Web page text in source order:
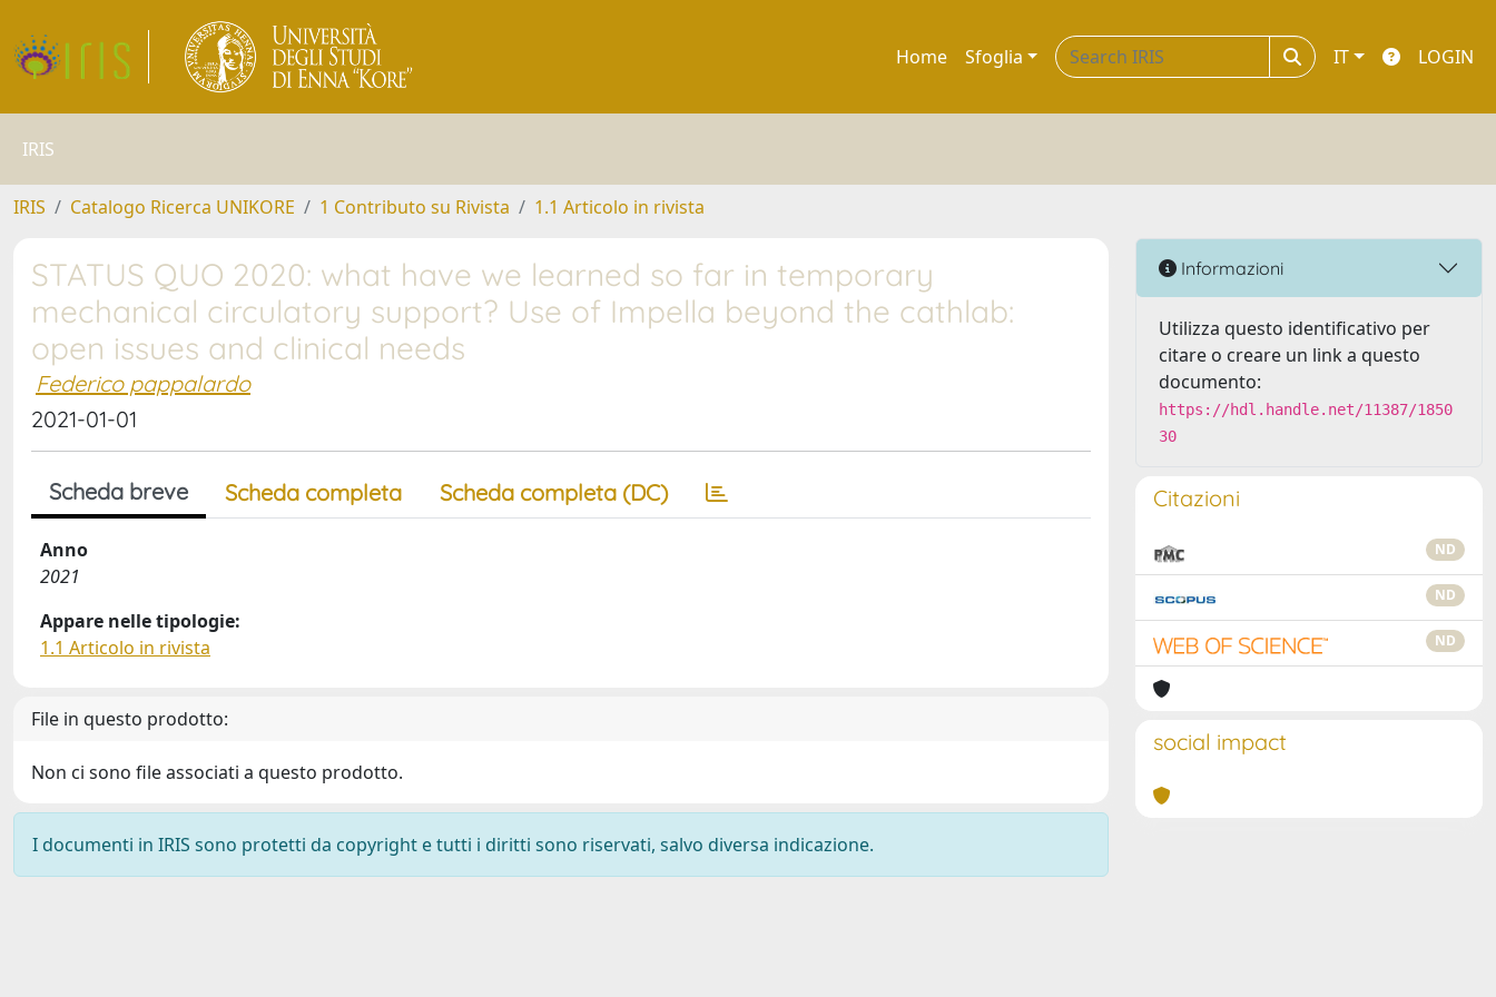
Home Sfoglia IT LOGIN
IRIS
IRIS Catalogo Ricerca UNIKORE 1 Contributo su Rivista 1.1 Articolo in rivista
STATUS QUO 2020: what have we learned so far in temporary
mechanical circulatory support? Use of Impella beyond the cathlab:
open issues and clinical needs
Federico pappalardo
2021-01-01
Scheda breve Scheda completa Scheda completa (DC)
Anno
2021
Appare nelle tipologie:
1.1 Articolo in rivista
File in questo prodotto:
Non ci sono file associati a questo prodotto.
I documenti in IRIS sono protetti da copyright e tutti i diritti sono riservati, salvo diversa indicazione.
Informazioni
Utilizza questo identificativo per
citare o creare un link a questo
documento:
https://hdl.handle.net/11387/1850
30
Citazioni
ND
ND
ND
social impact